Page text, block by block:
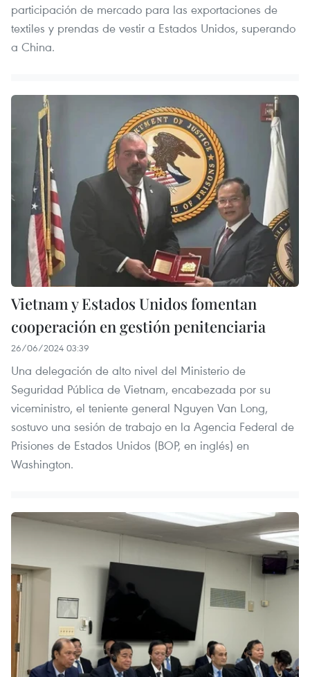
participación de mercado para las exportaciones de
textiles y prendas de vestir a Estados Unidos, superando
a China.
Vietnam y Estados Unidos fomentan
cooperación en gestión penitenciaria
26/06/2024 03:39
Una delegación de alto nivel del Ministerio de
Seguridad Pública de Vietnam, encabezada por su
viceministro, el teniente general Nguyen Van Long,
sostuvo una sesión de trabajo en la Agencia Federal de
Prisiones de Estados Unidos (BOP, en inglés) en
Washington.